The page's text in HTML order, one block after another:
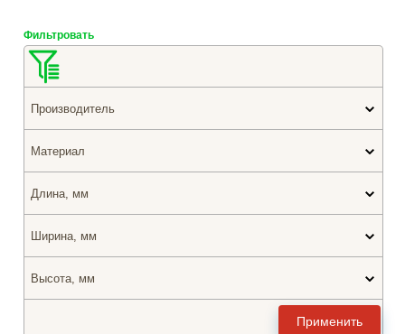
Фильтровать
Применить
Производитель
Материал
Длина, мм
Ширина, мм
Высота, мм